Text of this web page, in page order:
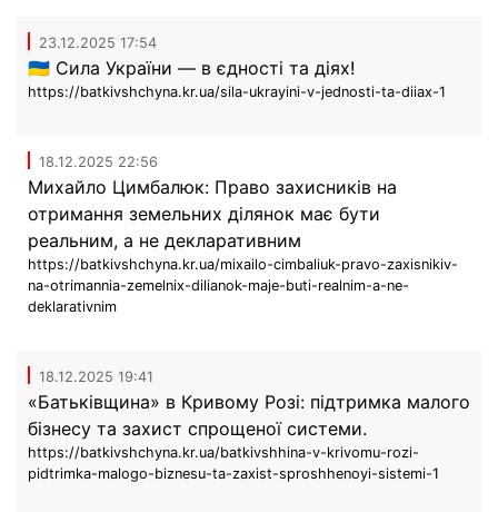
23.12.2025 17:54
🇺🇦 Сила України — в єдності та діях!
https://batkivshchyna.kr.ua/sila-ukrayini-v-jednosti-ta-diiax-1
18.12.2025 22:56
Михайло Цимбалюк: Право захисників на
отримання земельних ділянок має бути
реальним, а не декларативним
https://batkivshchyna.kr.ua/mixailo-cimbaliuk-pravo-zaxisnikiv-
na-otrimannia-zemelnix-dilianok-maje-buti-realnim-a-ne-
deklarativnim
18.12.2025 19:41
«Батьківщина» в Кривому Розі: підтримка малого
бізнесу та захист спрощеної системи.
https://batkivshchyna.kr.ua/batkivshhina-v-krivomu-rozi-
pidtrimka-malogo-biznesu-ta-zaxist-sproshhenoyi-sistemi-1